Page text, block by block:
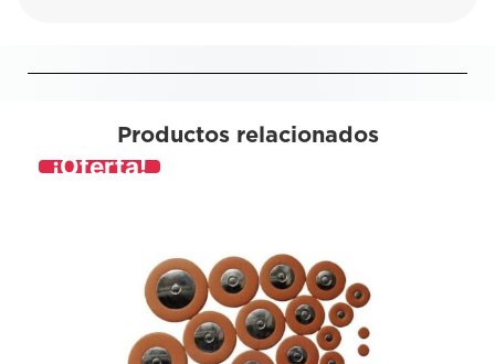
Productos relacionados
¡Oferta!